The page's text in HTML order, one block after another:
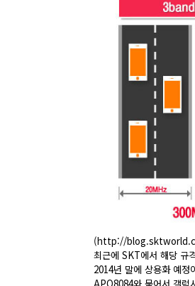
(http://
최근에 SKT에서 해당 규
2014년 말에 상용화 예정